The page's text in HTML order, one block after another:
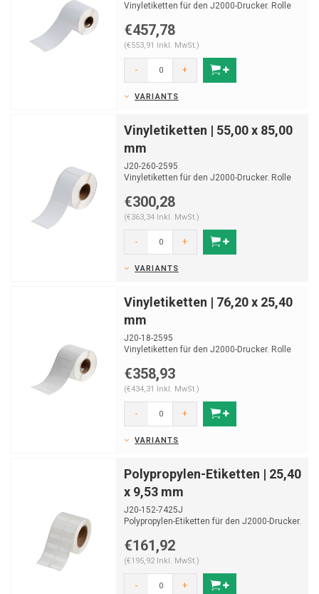
Vinyletiketten für den J2000-Drucker. Rolle
€457,78
(€553,91 Inkl. MwSt.)
- +
VARIANTS
Vinyletiketten | 55,00 x 85,00
mm
J20-260-2595
Vinyletiketten für den J2000-Drucker. Rolle
€300,28
(€363,34 Inkl. MwSt.)
- +
VARIANTS
Vinyletiketten | 76,20 x 25,40
mm
J20-18-2595
Vinyletiketten für den J2000-Drucker. Rolle
€358,93
(€434,31 Inkl. MwSt.)
- +
VARIANTS
Polypropylen-Etiketten | 25,40
x 9,53 mm
J20-152-7425J
Polypropylen-Etiketten für den J2000-Drucker.
Ro...
€161,92
(€195,92 Inkl. MwSt.)
- +